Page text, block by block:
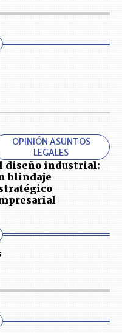
OPINIÓN ASUNTOS
LEGALES
diseño industrial:
blindaje